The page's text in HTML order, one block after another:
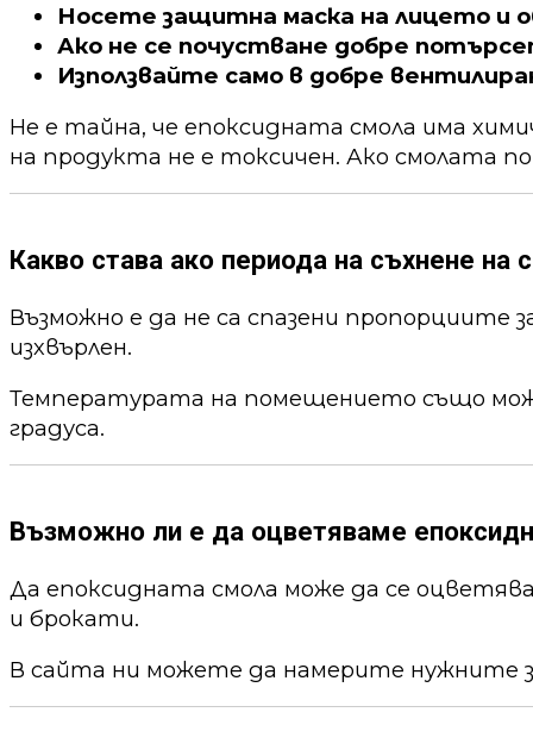
Носете защитна маска на лицето и
Ако не се почустване добре
Използвайте само в добре
Не е тайна, че епоксидната смола има
на продукта не е токсичен. Ако смолата
Какво става ако периода на съхнене
Възможно е да не са спазени пропорциите
изхвърлен.
Температурата на помещението също
градуса.
Възможно ли е да оцветяваме
Да епоксидната смола може да се
и брокати.
В сайта ни можете да намерите нужните